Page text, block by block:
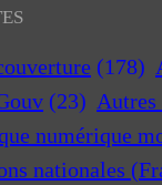
(178)
(23)
numérique
nationales